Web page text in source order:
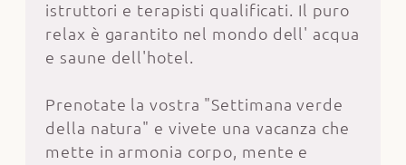
istruttori e terapisti qualificati. Il puro
relax è garantito nel mondo dell' acqua
e saune dell'hotel.
Prenotate la vostra "Settimana verde
della natura" e vivete una vacanza che
mette in armonia corpo, mente e